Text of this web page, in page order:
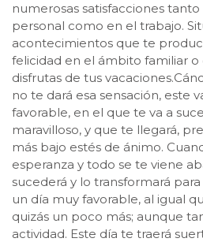
numerosas satisfacciones
personal como en el trabajo.
acontecimientos que te
felicidad en el ámbito familiar o
disfrutas de tus
no te dará esa sensación, este
favorable, en el que te va a
maravilloso, y que te llegará,
más bajo estés de ánimo.
esperanza y todo se te viene
sucederá y lo transformará
un día muy favorable, al igual
quizás un poco más; aunque
actividad. Este día te traerá